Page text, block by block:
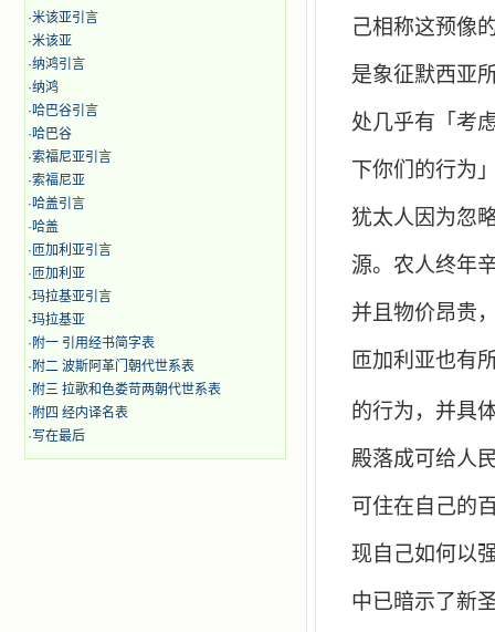
·米该亚引言
·米该亚
·纳鸿引言
·纳鸿
·哈巴谷引言
·哈巴谷
·索福尼亚引言
·索福尼亚
·哈盖引言
·哈盖
· 匝加利亚引言
· 匝加利亚
·玛拉基亚引言
·玛拉基亚
· 附一 引用经书简字表
· 附二 波斯阿革门朝代世系表
· 附三 拉歌和色娄苛两朝代世系表
· 附四 经内译名表
·写在最后
己相称这预像
是象征默西亚
处几乎有「考
下你们的行为
犹太人因为忽
源。农人终年
并且物价昂贵
匝加利亚也有
的行为，并具
殿落成可给人
可住在自己的
现自己如何以
中已暗示了新